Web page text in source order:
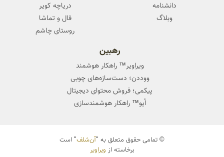
دانشنامه
وبلاگ
دریاچه کویر
فال و تماشا
روستای چاشم
رهبین
ویراویر™ راهکار هوشمند
ووددن؛ دست‌سازه‌های چوبی
پیکمی؛ فروش محتوای دیجیتال
اُیو™ راهکار هوشمندسازی
© تمامی حقوق متعلق به "آن‌شلف" است
برخاسته از ویراویر